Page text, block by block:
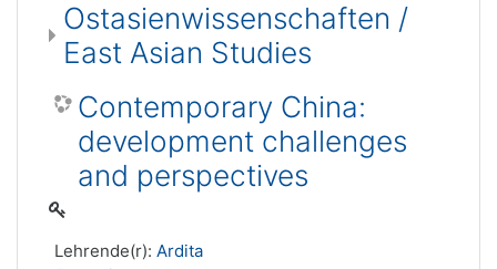
Ostasienwissenschaften /
East Asian Studies
Contemporary China:
development challenges
and perspectives
Lehrende(r): Ardita